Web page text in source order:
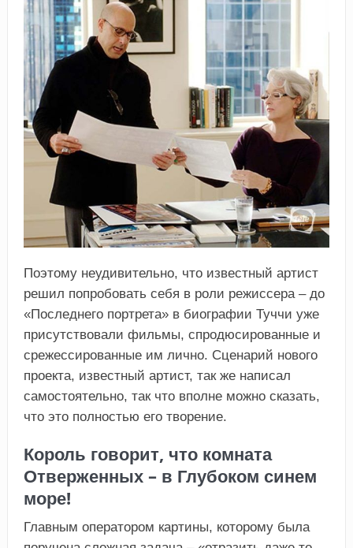
Поэтому неудивительно, что известный артист
решил попробовать себя в роли режиссера – до
«Последнего портрета» в биографии Туччи уже
присутствовали фильмы, спродюсированные и
срежессированные им лично. Сценарий нового
проекта, известный артист, так же написал
самостоятельно, так что вполне можно сказать,
что это полностью его творение.
Король говорит, что комната
Отверженных – в Глубоком синем
море!
Главным оператором картины, которому была